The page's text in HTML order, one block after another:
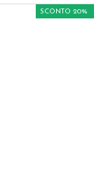
SCONTO 20%